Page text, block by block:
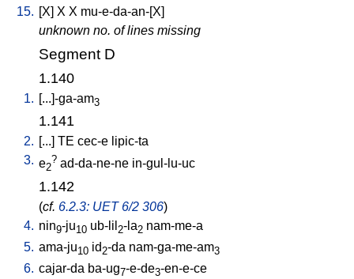
15. [X] X X mu-e-da-an-[X]
unknown no. of lines missing
Segment D
1.140
1. [...]-ga-am3
1.141
2. [...] TE cec-e lipic-ta
3. e2
? ad-da-ne-ne in-gul-lu-uc
1.142
(cf. 6.2.3: UET 6/2 306)
4. nin9-ju10 ub-lil 2-la2 nam-me-a
5. ama-ju10 id 2-da nam-ga-me-am3
6. cajar-da ba-ug7-e-de3-en-e-ce